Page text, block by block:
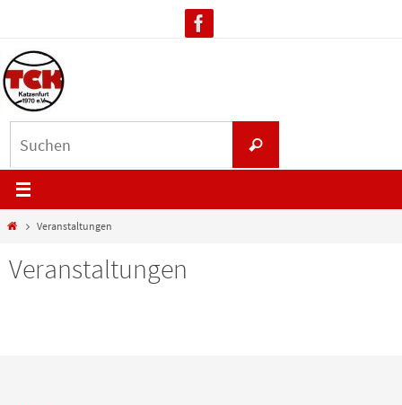
springen
nach:
Suchen
StartVeranstaltungen
Veranstaltungen